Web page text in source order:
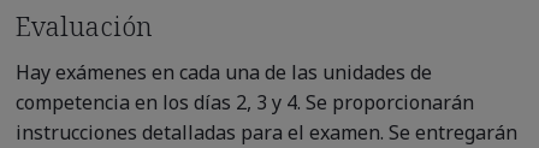
Evaluación
Hay exámenes en cada una de las unidades de
competencia en los días 2, 3 y 4. Se proporcionarán
instrucciones detalladas para el examen. Se entregarán